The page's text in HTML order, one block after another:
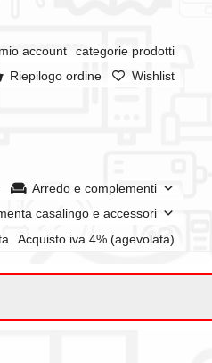
account
categorie prodotti
Riepilogo ordine Wishlist
Arredo e complementi
casalingo e accessori
Acquisto iva 4% (agevolata)
ordine